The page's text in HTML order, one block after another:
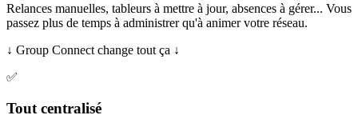
Relances manuelles, tableurs à mettre à jour, absences à gérer... Vous
passez plus de temps à administrer qu'à animer votre réseau.
↓ Group Connect change tout ça ↓
✅
Tout centralisé